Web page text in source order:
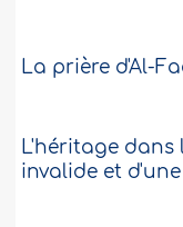
La prière d'Al-
L'héritage dans
invalide et d'une